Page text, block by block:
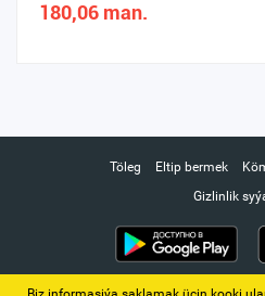
180,06 man.
Töleg Eltip bermek
Gizlinlik